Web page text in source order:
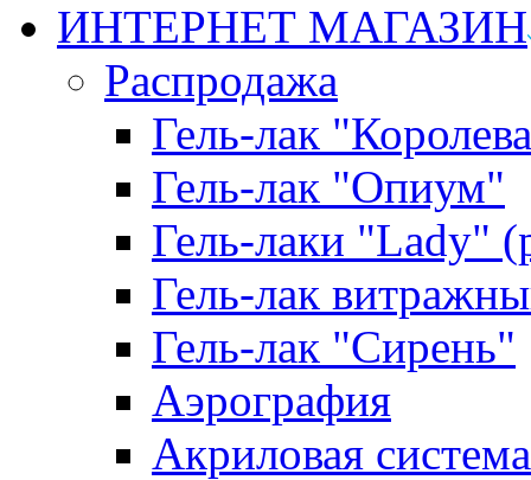
ИНТЕРНЕТ МАГАЗИН
Распродажа
Гель-лак
Гель-лак "Опиум"
Гель-лаки "Lady"
Гель-лак
Гель-лак "Сирень"
Аэрография
Акриловая система